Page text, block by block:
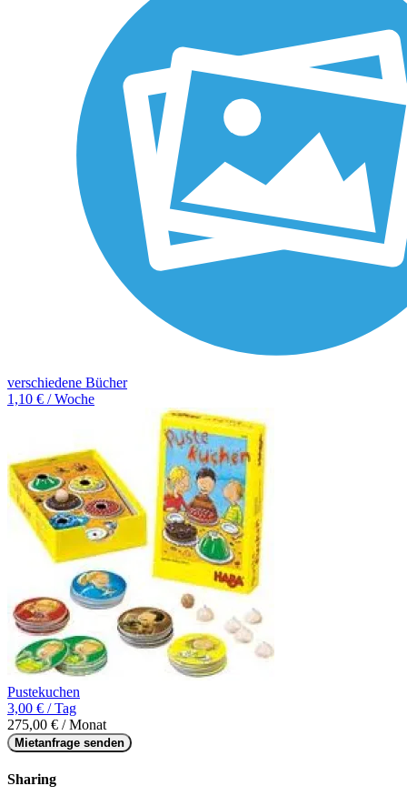
verschiedene Bücher
1,10 € / Woche
Pustekuchen
3,00 € / Tag
275,00 € / Monat
Mietanfrage senden
Sharing